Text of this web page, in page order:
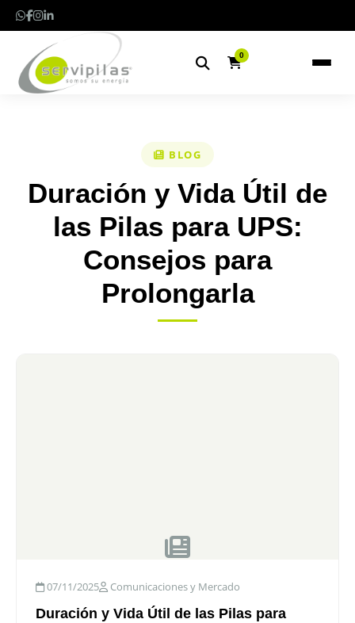
0
BLOG
Duración y Vida Útil de
las Pilas para UPS:
Consejos para
Prolongarla
07/11/2025 Comunicaciones y Mercado
Duración y Vida Útil de las Pilas para